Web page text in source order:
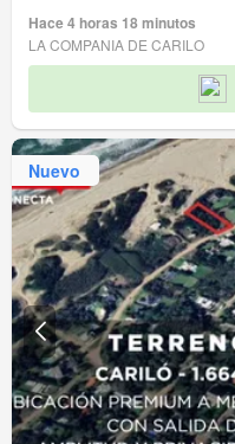
Hace 4 horas 18 minutos
LA COMPANIA DE CARILO
Nuevo